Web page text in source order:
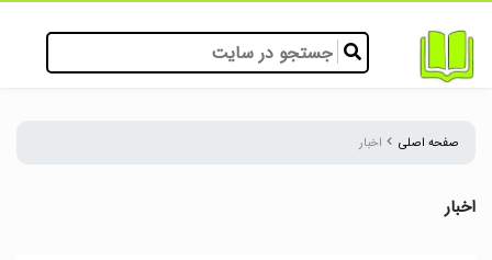
صفحه اصلی اخبار
اخبار